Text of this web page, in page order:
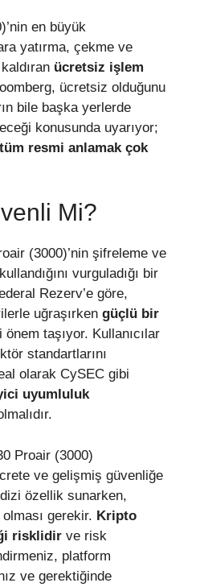
en büyük
yatırma, çekme ve
ücretsiz işlem
ücretsiz olduğunu
bile başka yerlerde
konusunda uyarıyor;
tüm resmi anlamak çok
Mi?
(3000)’nin şifreleme ve
vurguladığı bir
Rezerv’e göre,
uğraşırken güçlü bir
taşıyor. Kullanıcılar
standartlarını
olarak CySEC gibi
uyumluluk
Proair (3000)
ve gelişmiş güvenliğe
özellik sunarken,
olması gerekir. Kripto
risklidir ve risk
platform
ve gerektiğinde